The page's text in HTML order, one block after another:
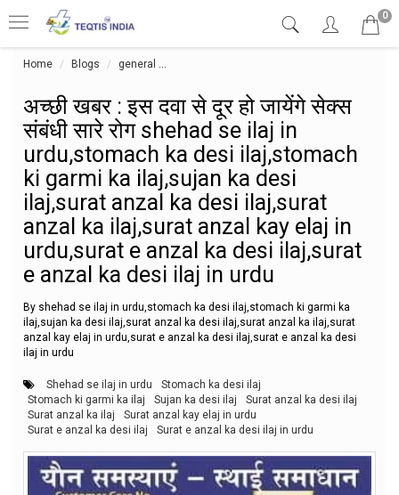
0
Home Blogs general
अच्छी खबर : इस दवा से दूर हो जायेंगे सेक्स
संबंधी सारे रोग shehad se ilaj in
urdu,stomach ka desi ilaj,stomach
ki garmi ka ilaj,sujan ka desi
ilaj,surat anzal ka desi ilaj,surat
anzal ka ilaj,surat anzal kay elaj in
urdu,surat e anzal ka desi ilaj,surat
e anzal ka desi ilaj in urdu
By shehad se ilaj in urdu,stomach ka desi ilaj,stomach ki garmi ka
ilaj,sujan ka desi ilaj,surat anzal ka desi ilaj,surat anzal ka ilaj,surat
anzal kay elaj in urdu,surat e anzal ka desi ilaj,surat e anzal ka desi
ilaj in urdu
Shehad se ilaj in urdu
Stomach ka desi ilaj
Stomach ki garmi ka ilaj
Sujan ka desi ilaj
Surat anzal ka desi ilaj
Surat anzal ka ilaj
Surat anzal kay elaj in urdu
Surat e anzal ka desi ilaj
Surat e anzal ka desi ilaj in urdu